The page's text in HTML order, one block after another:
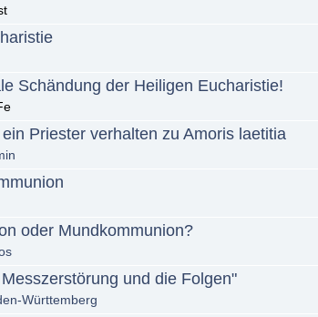
Schändung der Heiligen Eucharistie!
Priester verhalten zu Amoris laetitia
oder Mundkommunion?
und die Folgen"
Württemberg